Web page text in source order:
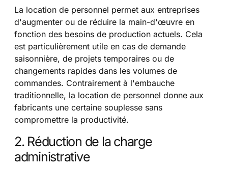
La location de personnel permet aux entreprises
d'augmenter ou de réduire la main-d'œuvre en
fonction des besoins de production actuels. Cela
est particulièrement utile en cas de demande
saisonnière, de projets temporaires ou de
changements rapides dans les volumes de
commandes. Contrairement à l'embauche
traditionnelle, la location de personnel donne aux
fabricants une certaine souplesse sans
compromettre la productivité.
2. Réduction de la charge
administrative